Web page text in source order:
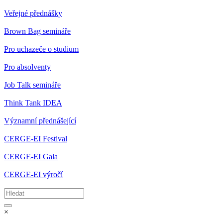
Veřejné přednášky
Brown Bag semináře
Pro uchazeče o studium
Pro absolventy
Job Talk semináře
Think Tank IDEA
Významní přednášející
CERGE-EI Festival
CERGE-EI Gala
CERGE-EI výročí
×